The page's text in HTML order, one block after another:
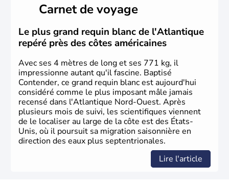
Plusieurs populations se sont succédées avant l'arrivée
des européens, suite à la découverte du continent par
Christophe Colomb en 1492. Les 13 colonies
britanniques proclament la Déclaration d'indépendance
en 1776 et adoptent leur première constitution en 1787.
La conquête de l'Ouest marque ensuite l'entrée dans une
phase de développement intense.
Carnet de voyage
Le plus grand requin blanc de l'Atlantique
repéré près des côtes américaines
Avec ses 4 mètres de long et ses 771 kg, il
impressionne autant qu'il fascine. Baptisé
Contender, ce grand requin blanc est aujourd'hui
considéré comme le plus imposant mâle jamais
recensé dans l'Atlantique Nord-Ouest. Après
plusieurs mois de suivi, les scientifiques viennent
de le localiser au large de la côte est des États-
Unis, où il poursuit sa migration saisonnière en
direction des eaux plus septentrionales.
Lire l'article